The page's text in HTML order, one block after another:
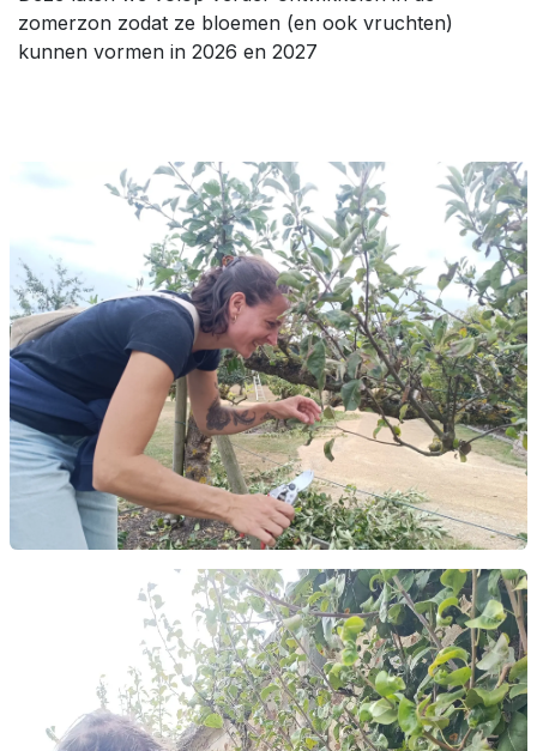
zomerzon zodat ze bloemen (en ook vruchten)
kunnen vormen in 2026 en 2027